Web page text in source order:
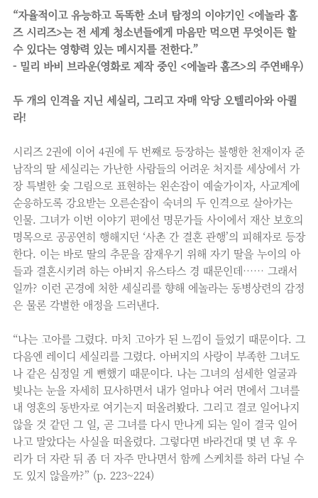
“자율적이고 유능하고 독똑한 소녀 탐정의 이야기인 <에놀라 홈
즈 시리즈>는 전 세계 청소년들에게 마음만 먹으면 무엇이든 할
수 있다는 영향력 있는 메시지를 전한다.”
- 밀리 바비 브라운(영화로 제작 중인 <에놀라 홈즈>의 주연배우)
두 개의 인격을 지닌 세실리, 그리고 자매 악당 오텔리아와 아퀼
라!
시리즈 2권에 이어 4권에 두 번째로 등장하는 불행한 천재이자 준
남작의 딸 세실리는 가난한 사람들의 어려운 처지를 세상에서 가
장 특별한 숯 그림으로 표현하는 왼손잡이 예술가이자, 사교계에
순응하도록 강요받는 오른손잡이 숙녀의 두 인격으로 살아가는
인물. 그녀가 이번 이야기 편에선 명문가들 사이에서 재산 보호의
명목으로 공공연히 행해지던 ‘사촌 간 결혼 관행’의 피해자로 등장
한다. 이는 바로 딸의 추문을 잠재우기 위해 자기 딸을 누이의 아
들과 결혼시키려 하는 아버지 유스타스 경 때문인데…… 그래서
일까? 이런 곤경에 처한 세실리를 향해 에놀라는 동병상련의 감정
은 물론 각별한 애정을 드러낸다.
“나는 고아를 그렸다. 마치 고아가 된 느낌이 들었기 때문이다. 그
다음엔 레이디 세실리를 그렸다. 아버지의 사랑이 부족한 그녀도
나 같은 심정일 게 뻔했기 때문이다. 나는 그녀의 섬세한 얼굴과
빛나는 눈을 자세히 묘사하면서 내가 얼마나 여러 면에서 그녀를
내 영혼의 동반자로 여기는지 떠올려봤다. 그리고 결코 일어나지
않을 것 같던 그 일, 곧 그녀를 다시 만나게 되는 일이 결국 일어
나고 말았다는 사실을 떠올렸다. 그렇다면 바라건대 몇 년 후 우
리가 더 자란 뒤 좀 더 자주 만나면서 함께 스케치를 하러 다닐 수
도 있지 않을까?” (p. 223~224)